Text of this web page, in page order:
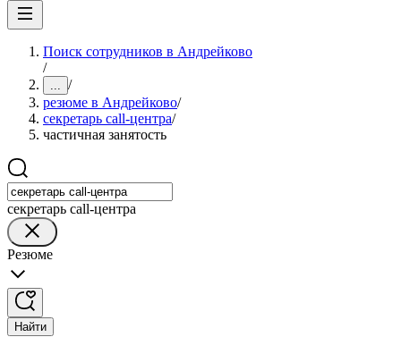
Поиск сотрудников в Андрейково
/
... /
резюме в Андрейково/
секретарь call-центра/
частичная занятость
секретарь call-центра
Резюме
Найти